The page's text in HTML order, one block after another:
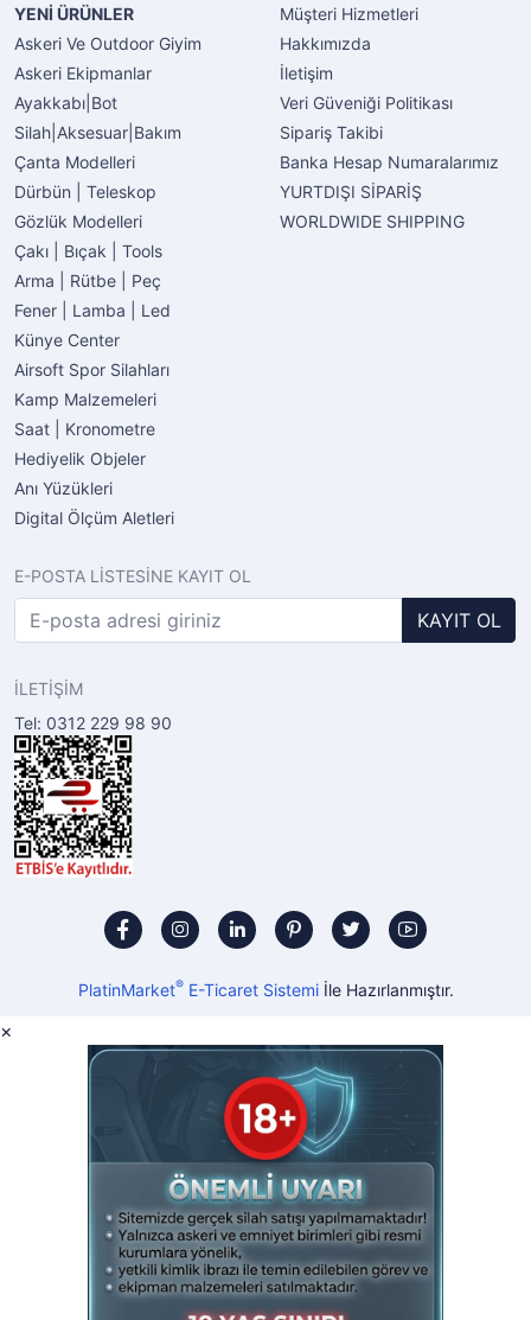
YENİ ÜRÜNLER
Askeri Ve Outdoor Giyim
Askeri Ekipmanlar
Ayakkabı|Bot
Silah|Aksesuar|Bakım
Çanta Modelleri
Dürbün | Teleskop
Gözlük Modelleri
Çakı | Bıçak | Tools
Arma | Rütbe | Peç
Fener | Lamba | Led
Künye Center
Airsoft Spor Silahları
Kamp Malzemeleri
Saat | Kronometre
Hediyelik Objeler
Anı Yüzükleri
Digital Ölçüm Aletleri
Müşteri Hizmetleri
Hakkımızda
İletişim
Veri Güveniği Politikası
Sipariş Takibi
Banka Hesap Numaralarımız
YURTDIŞI SİPARİŞ
WORLDWIDE SHIPPING
E-POSTA LİSTESİNE KAYIT OL
KAYIT OL
İLETİŞİM
Tel: 0312 229 98 90
PlatinMarket®E-Ticaret Sistemiİle Hazırlanmıştır.
×